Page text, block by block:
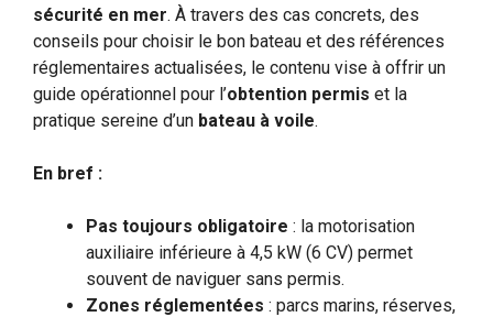
sécurité en mer. À travers des cas concrets, des
conseils pour choisir le bon bateau et des références
réglementaires actualisées, le contenu vise à offrir un
guide opérationnel pour l’obtention permis et la
pratique sereine d’un bateau à voile.
En bref :
Pas toujours obligatoire : la motorisation
auxiliaire inférieure à 4,5 kW (6 CV) permet
souvent de naviguer sans permis.
Zones réglementées : parcs marins, réserves,